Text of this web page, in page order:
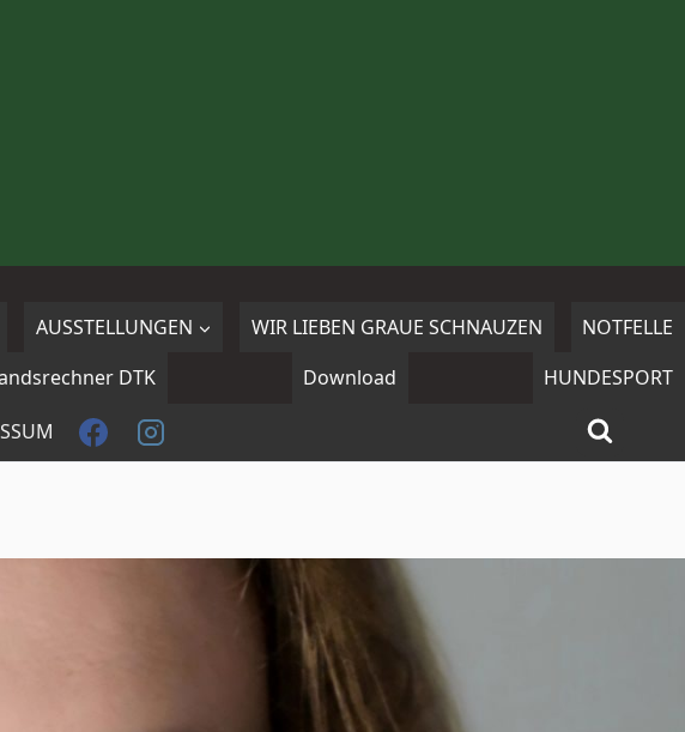
AUSSTELLUNGEN WIR LIEBEN GRAUE SCHNAUZEN
NOTFELLE
DTK Download HUNDESPORT